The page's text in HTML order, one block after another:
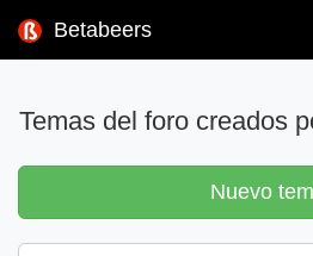
Betabeers
Temas del foro creados
Nuevo